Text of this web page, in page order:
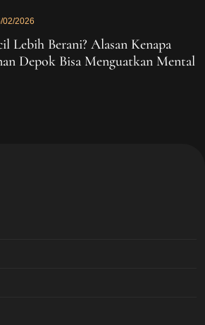
02/2026
Lebih Berani? Alasan Kenapa
Depok Bisa Menguatkan Mental